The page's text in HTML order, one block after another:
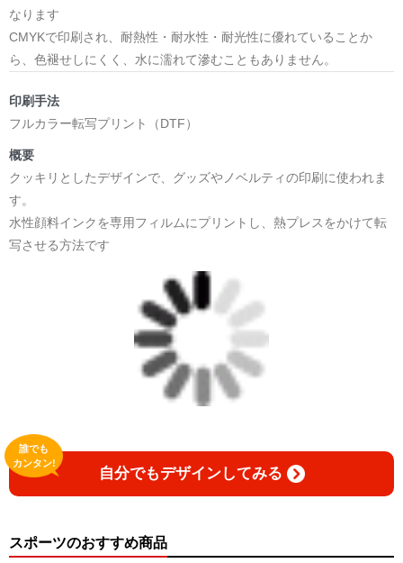
なります
CMYKで印刷され、耐熱性・耐水性・耐光性に優れていることか
ら、色褪せしにくく、水に濡れて滲むこともありません。
印刷手法
フルカラー転写プリント（DTF）
概要
クッキリとしたデザインで、グッズやノベルティの印刷に使われま
す。
水性顔料インクを専用フィルムにプリントし、熱プレスをかけて転
写させる方法です
自分でもデザインしてみる
誰でも
カンタン!
スポーツのおすすめ商品